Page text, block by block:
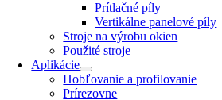
Prítlačné píly
Vertikálne panelové píly
Stroje na výrobu okien
Použité stroje
Aplikácie
Hobľovanie a profilovanie
Prírezovne